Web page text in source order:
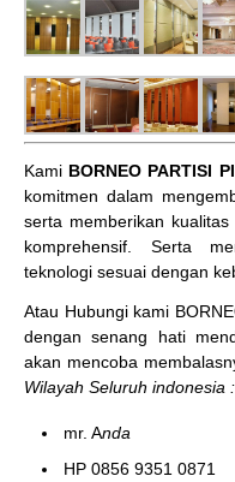
Kami BORNEO PARTISI
komitmen dalam
serta memberikan
komprehensif. Serta
teknologi sesuai dengan
Atau Hubungi kami
dengan senang hati
akan mencoba
Wilayah Seluruh indonesia :
mr. Anda
HP 0856 9351 0871